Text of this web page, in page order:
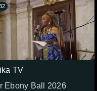
TV
Ebony Ball 2026